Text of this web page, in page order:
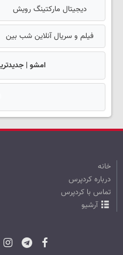
دیجیتال مارکتینگ رویش
فیلم و سریال آنلاین شب بین
امشو |
خانه
درباره کردپرس
تماس با کردپرس
آرشیو